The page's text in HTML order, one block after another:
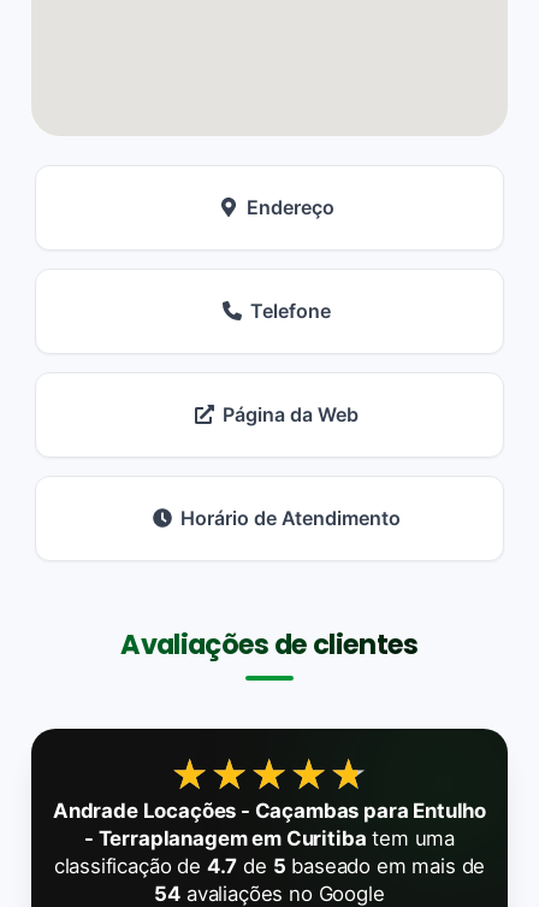
Endereço
Telefone
Página da Web
Horário de Atendimento
Avaliações de clientes
★★★★★
★★★★★
Andrade Locações - Caçambas para Entulho
- Terraplanagem em Curitiba tem uma
classificação de 4.7 de 5 baseado em mais de
54 avaliações no Google